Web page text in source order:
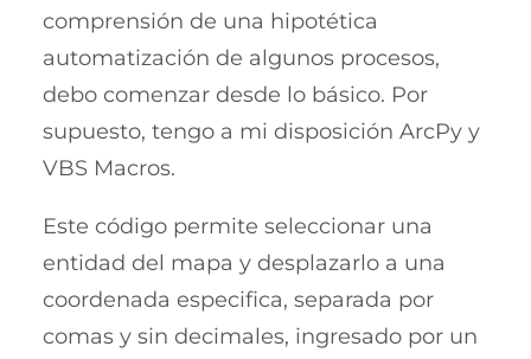
comprensión de una hipotética
automatización de algunos procesos,
debo comenzar desde lo básico. Por
supuesto, tengo a mi disposición ArcPy y
VBS Macros.
Este código permite seleccionar una
entidad del mapa y desplazarlo a una
coordenada especifica, separada por
comas y sin decimales, ingresado por un